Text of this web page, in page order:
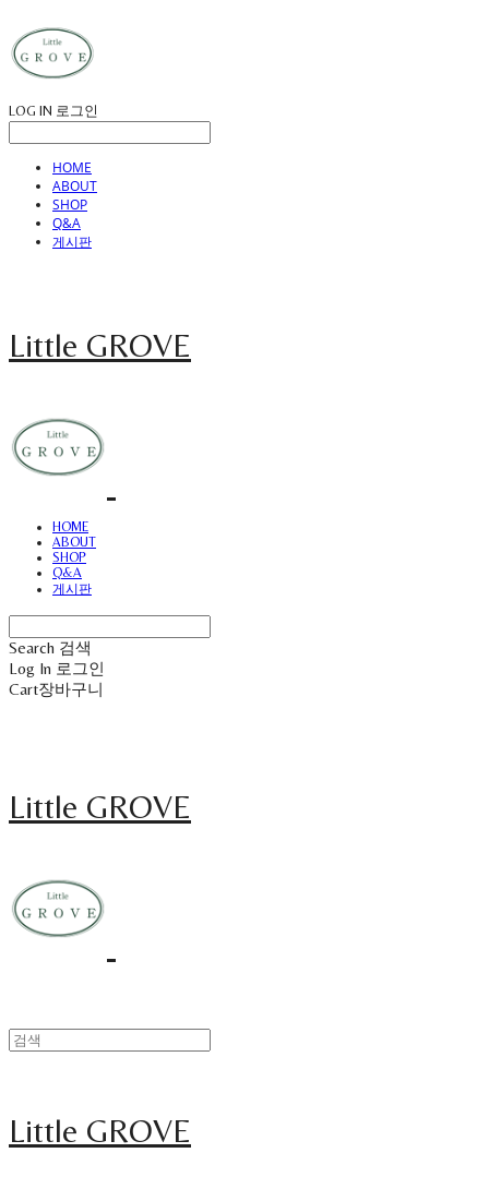
LOG IN 로그인
HOME
ABOUT
SHOP
Q&A
게시판
Little GROVE
HOME
ABOUT
SHOP
Q&A
게시판
Search 검색
Log In 로그인
Cart장바구니
Little GROVE
Little GROVE